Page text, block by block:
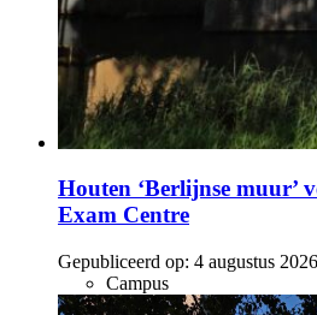
Houten ‘Berlijnse muur’
Exam Centre
Gepubliceerd op: 4 augustus 2026
Campus